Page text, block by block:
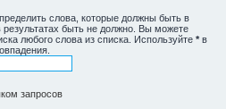
слова, которые должны быть в
результатах быть не должно. Вы можете
любого слова из списка. Используйте * в
запросов